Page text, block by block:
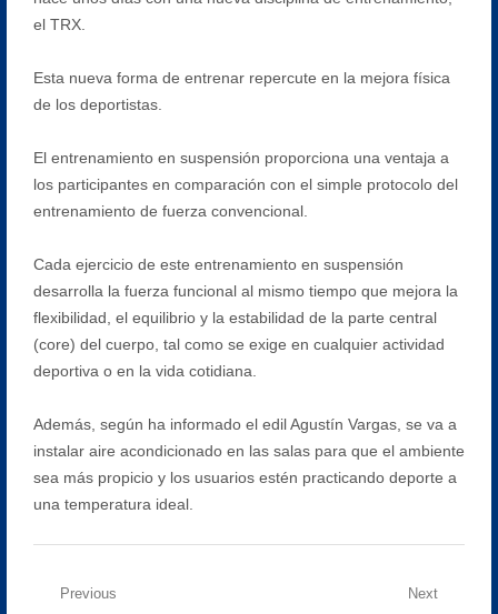
el TRX.
Esta nueva forma de entrenar repercute en la mejora física
de los deportistas.
El entrenamiento en suspensión proporciona una ventaja a
los participantes en comparación con el simple protocolo del
entrenamiento de fuerza convencional.
Cada ejercicio de este entrenamiento en suspensión
desarrolla la fuerza funcional al mismo tiempo que mejora la
flexibilidad, el equilibrio y la estabilidad de la parte central
(core) del cuerpo, tal como se exige en cualquier actividad
deportiva o en la vida cotidiana.
Además, según ha informado el edil Agustín Vargas, se va a
instalar aire acondicionado en las salas para que el ambiente
sea más propicio y los usuarios estén practicando deporte a
una temperatura ideal.
Navegación
Previous Next